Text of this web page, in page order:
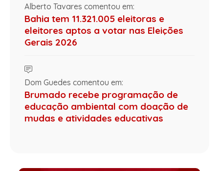
Alberto Tavares comentou em:
Bahia tem 11.321.005 eleitoras e
eleitores aptos a votar nas Eleições
Gerais 2026
Dom Guedes comentou em:
Brumado recebe programação de
educação ambiental com doação de
mudas e atividades educativas